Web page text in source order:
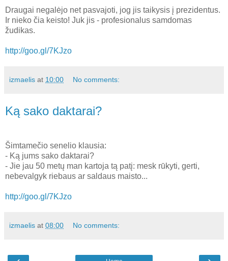
Draugai negalėjo net pasvajoti, jog jis taikysis į prezidentus.
Ir nieko čia keisto! Juk jis - profesionalus samdomas
žudikas.
http://goo.gl/7KJzo
izmaelis at 10:00 No comments:
Ką sako daktarai?
Šimtamečio senelio klausia:
- Ką jums sako daktarai?
- Jie jau 50 metų man kartoja tą patį: mesk rūkyti, gerti,
nebevalgyk riebaus ar saldaus maisto...
http://goo.gl/7KJzo
izmaelis at 08:00 No comments: